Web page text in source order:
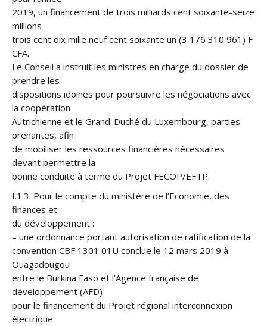
2019, un financement de trois milliards cent soixante-seize
millions
trois cent dix mille neuf cent soixante un (3 176 310 961) F
CFA.
Le Conseil a instruit les ministres en charge du dossier de
prendre les
dispositions idoines pour poursuivre les négociations avec
la coopération
Autrichienne et le Grand-Duché du Luxembourg, parties
prenantes, afin
de mobiliser les ressources financières nécessaires
devant permettre la
bonne conduite à terme du Projet FECOP/EFTP.
I.1.3. Pour le compte du ministère de l’Economie, des
finances et
du développement :
– une ordonnance portant autorisation de ratification de la
convention CBF 1301 01U conclue le 12 mars 2019 à
Ouagadougou
entre le Burkina Faso et l’Agence française de
développement (AFD)
pour le financement du Projet régional interconnexion
électrique